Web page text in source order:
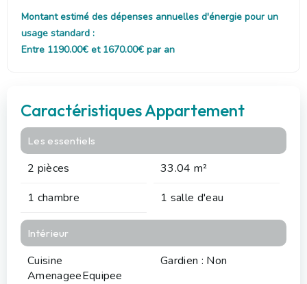
Montant estimé des dépenses annuelles d'énergie pour un
usage standard :
Entre 1190.00€ et 1670.00€ par an
Caractéristiques Appartement
Les essentiels
2 pièces
33.04 m²
1 chambre
1 salle d'eau
Intérieur
Cuisine
AmenageeEquipee
Gardien : Non